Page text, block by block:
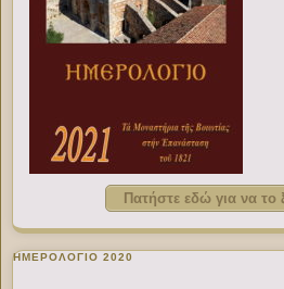
Πατήστε εδώ για να το
ΗΜΕΡΟΛΟΓΙΟ 2020